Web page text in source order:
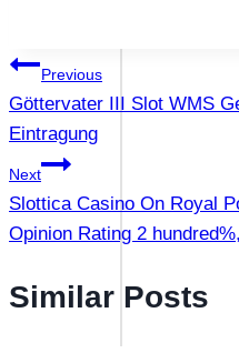
แนะแนว
เรื่อง
Previous
Göttervater III Slot WMS
Eintragung
Next
Slottica Casino On Royal
Opinion Rating 2
Similar Posts